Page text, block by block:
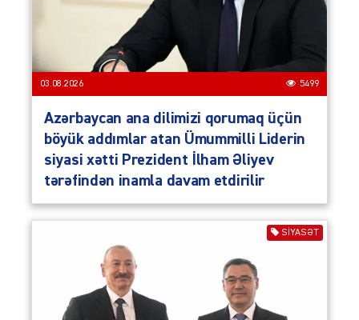
03.08.2026 5499
Azərbaycan ana dilimizi qorumaq üçün
böyük addımlar atan Ümummilli Liderin
siyasi xətti Prezident İlham Əliyev
tərəfindən inamla davam etdirilir
SIYASƏT